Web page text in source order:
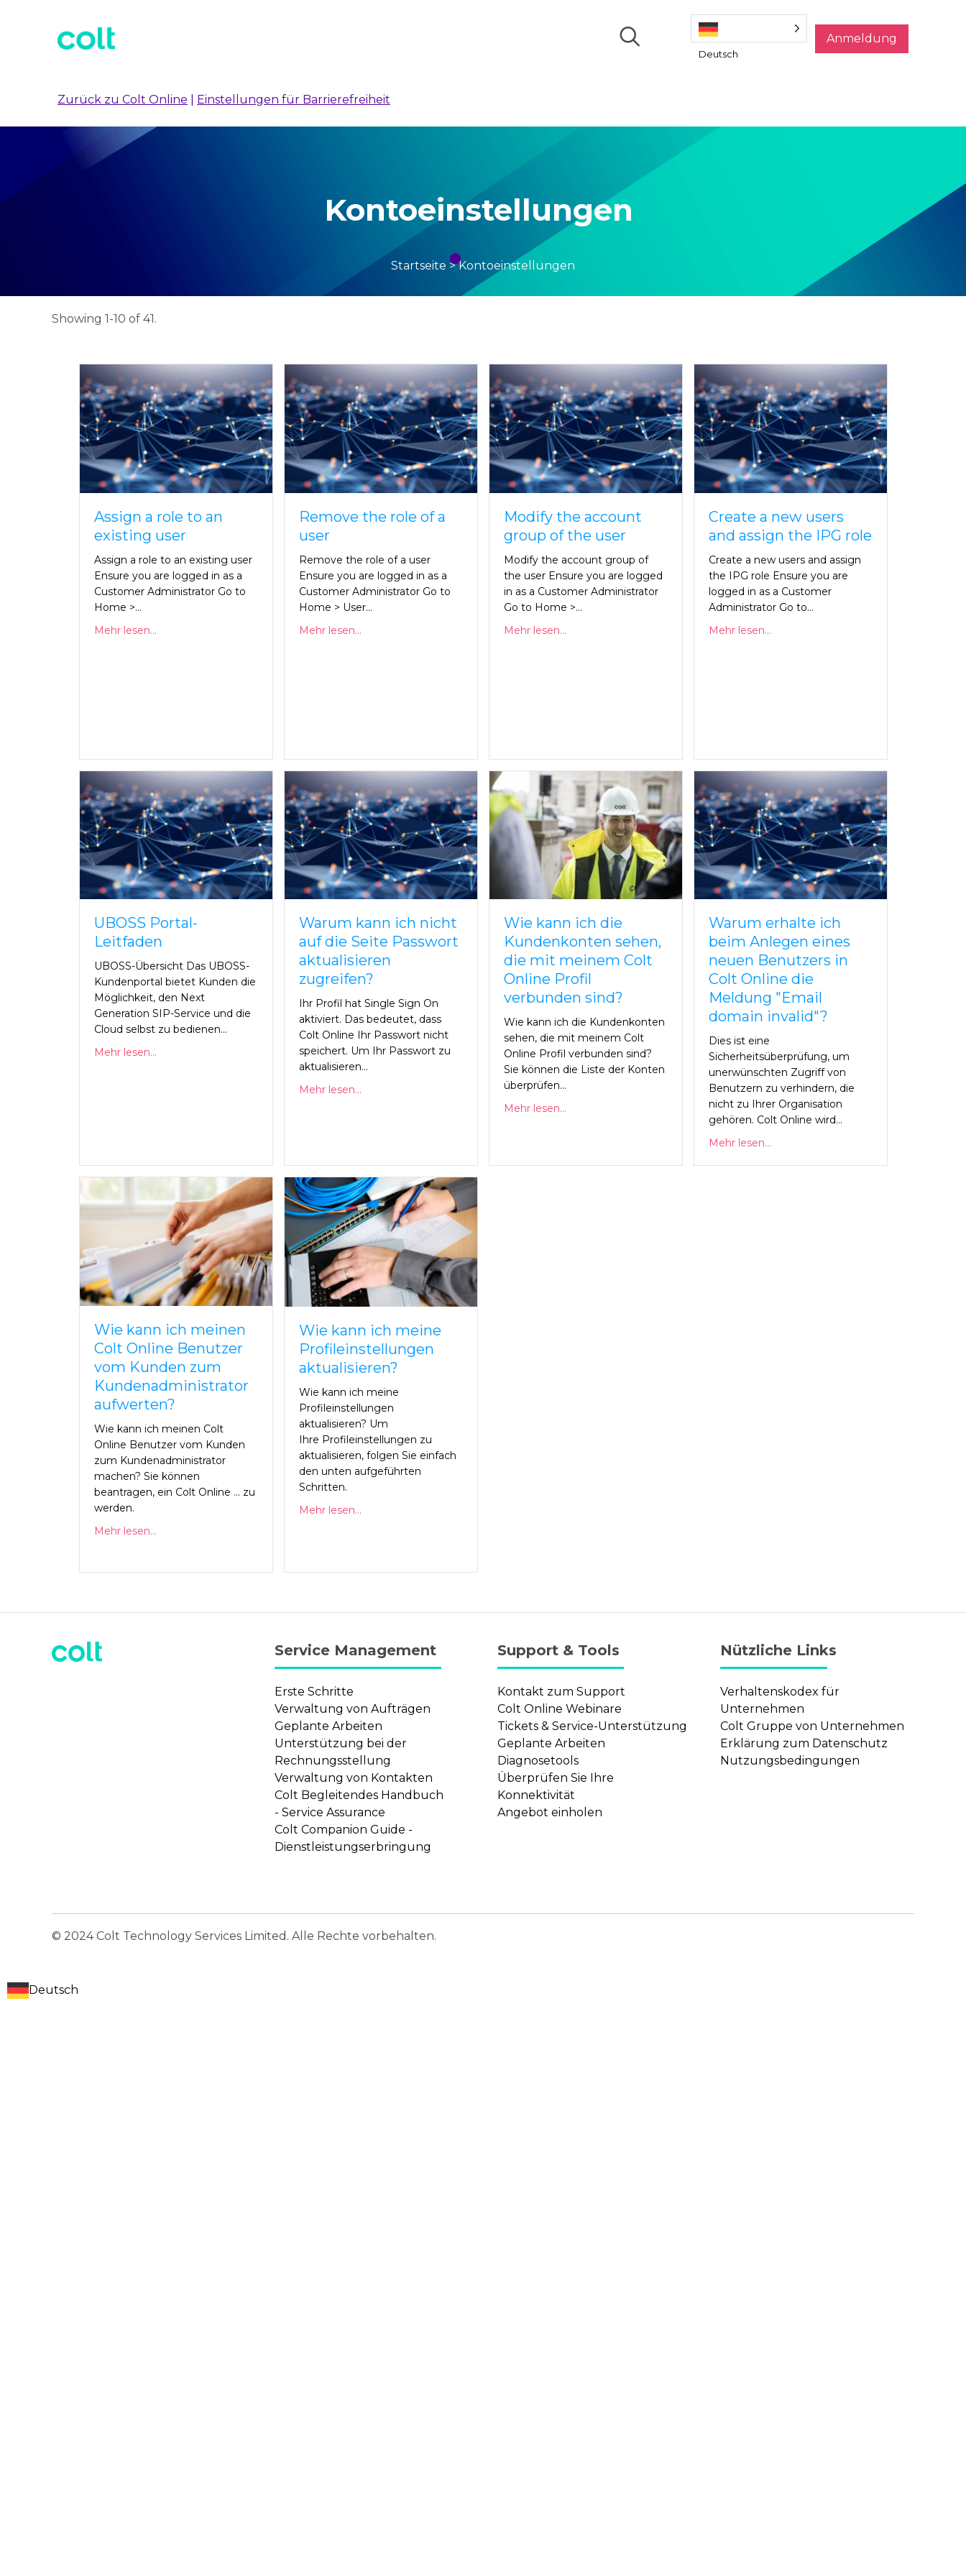
Deutsch
Anmeldung
Zurück zu Colt Online Einstellungen für Barrierefreiheit
Kontoeinstellungen
Startseite >Kontoeinstellungen
Showing 1-10 of 41.
Assign a role to an
existing user
Assign a role to an existing user
Ensure you are logged in as a
Customer Administrator Go to
Home >…
Mehr lesen...
Remove the role of a
user
Remove the role of a user
Ensure you are logged in as a
Customer Administrator Go to
Home > User…
Mehr lesen...
Modify the account
group of the user
Modify the account group of
the user Ensure you are logged
in as a Customer Administrator
Go to Home >…
Mehr lesen...
Create a new users
and assign the IPG role
Create a new users and assign
the IPG role Ensure you are
logged in as a Customer
Administrator Go to…
Mehr lesen...
UBOSS Portal-
Leitfaden
UBOSS-Übersicht Das UBOSS-
Kundenportal bietet Kunden die
Möglichkeit, den Next
Generation SIP-Service und die
Cloud selbst zu bedienen...
Mehr lesen...
Warum kann ich nicht
auf die Seite Passwort
aktualisieren
zugreifen?
Ihr Profil hat Single Sign On
aktiviert. Das bedeutet, dass
Colt Online Ihr Passwort nicht
speichert. Um Ihr Passwort zu
aktualisieren...
Mehr lesen...
Wie kann ich die
Kundenkonten sehen,
die mit meinem Colt
Online Profil
verbunden sind?
Wie kann ich die Kundenkonten
sehen, die mit meinem Colt
Online Profil verbunden sind?
Sie können die Liste der Konten
überprüfen...
Mehr lesen...
Warum erhalte ich
beim Anlegen eines
neuen Benutzers in
Colt Online die
Meldung "Email
domain invalid"?
Dies ist eine
Sicherheitsüberprüfung, um
unerwünschten Zugriff von
Benutzern zu verhindern, die
nicht zu Ihrer Organisation
gehören. Colt Online wird...
Mehr lesen...
Wie kann ich meinen
Colt Online Benutzer
vom Kunden zum
Kundenadministrator
aufwerten?
Wie kann ich meinen Colt
Online Benutzer vom Kunden
zum Kundenadministrator
machen? Sie können
beantragen, ein Colt Online ... zu
werden.
Mehr lesen...
Wie kann ich meine
Profileinstellungen
aktualisieren?
Wie kann ich meine
Profileinstellungen
aktualisieren? Um
Ihre Profileinstellungen zu
aktualisieren, folgen Sie einfach
den unten aufgeführten
Schritten.
Mehr lesen...
Service Management
Erste Schritte
Verwaltung von Aufträgen
Geplante Arbeiten
Unterstützung bei der
Rechnungsstellung
Verwaltung von Kontakten
Colt Begleitendes Handbuch
- Service Assurance
Colt Companion Guide -
Dienstleistungserbringung
Support & Tools
Kontakt zum Support
Colt Online Webinare
Tickets & Service-Unterstützung
Geplante Arbeiten
Diagnosetools
Überprüfen Sie Ihre
Konnektivität
Angebot einholen
Nützliche Links
Verhaltenskodex für
Unternehmen
Colt Gruppe von Unternehmen
Erklärung zum Datenschutz
Nutzungsbedingungen
© 2024 Colt Technology Services Limited. Alle Rechte vorbehalten.
Deutsch